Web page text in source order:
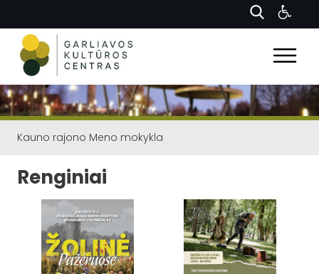
Kauno rajono Meno mokykla
Renginiai